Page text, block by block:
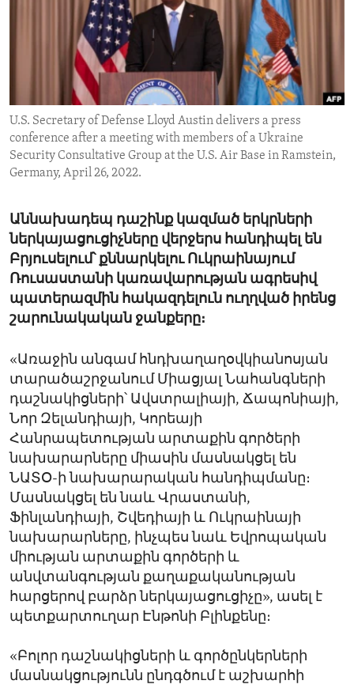
ENVIRONMENT AND HEALTH
IDEALS AND INSTITUTIONS
U.S. Secretary of Defense Lloyd Austin delivers a press
conference after a meeting with members of a Ukraine
Security Consultative Group at the U.S. Air Base in Ramstein,
Germany, April 26, 2022.
Աննախադեպ դաշինք կազմած երկրների
ներկայացուցիչները վերջերս հանդիպել են
Բրյուսելում՝ քննարկելու Ուկրաինայում
Ռուսաստանի կառավարության ագրեսիվ
պատերազմին հակազդելուն ուղղված իրենց
շարունակական ջանքերը։
«Առաջին անգամ հնդխաղաղօվկիանոսյան
տարածաշրջանում Միացյալ Նահանգների
դաշնակիցների՝ Ավստրալիայի, Ճապոնիայի,
Նոր Զելանդիայի, Կորեայի
Հանրապետության արտաքին գործերի
նախարարները միասին մասնակցել են
ՆԱՏՕ-ի նախարարական հանդիպմանը։
Մասնակցել են նաև Վրաստանի,
Ֆինլանդիայի, Շվեդիայի և Ուկրաինայի
նախարարները, ինչպես նաև Եվրոպական
միության արտաքին գործերի և
անվտանգության քաղաքականության
հարցերով բարձր ներկայացուցիչը», ասել է
պետքարտուղար Էնթոնի Բլինքենը։
«Բոլոր դաշնակիցների և գործընկերների
մասնակցությունն ընդգծում է աշխարհի